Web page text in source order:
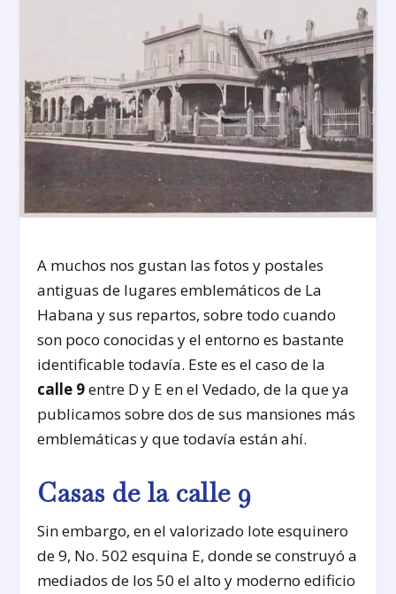
A muchos nos gustan las fotos y postales
antiguas de lugares emblemáticos de La
Habana y sus repartos, sobre todo cuando
son poco conocidas y el entorno es bastante
identificable todavía. Este es el caso de la
calle 9entre D y E en el Vedado, de la que ya
publicamos sobre dos de sus mansiones más
emblemáticas y que todavía están ahí.
Casas de la calle 9
Sin embargo, en el valorizado lote esquinero
de 9, No. 502 esquina E, donde se construyó a
mediados de los 50 el alto y moderno edificio